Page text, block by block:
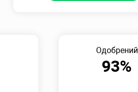
Одобрений
93%